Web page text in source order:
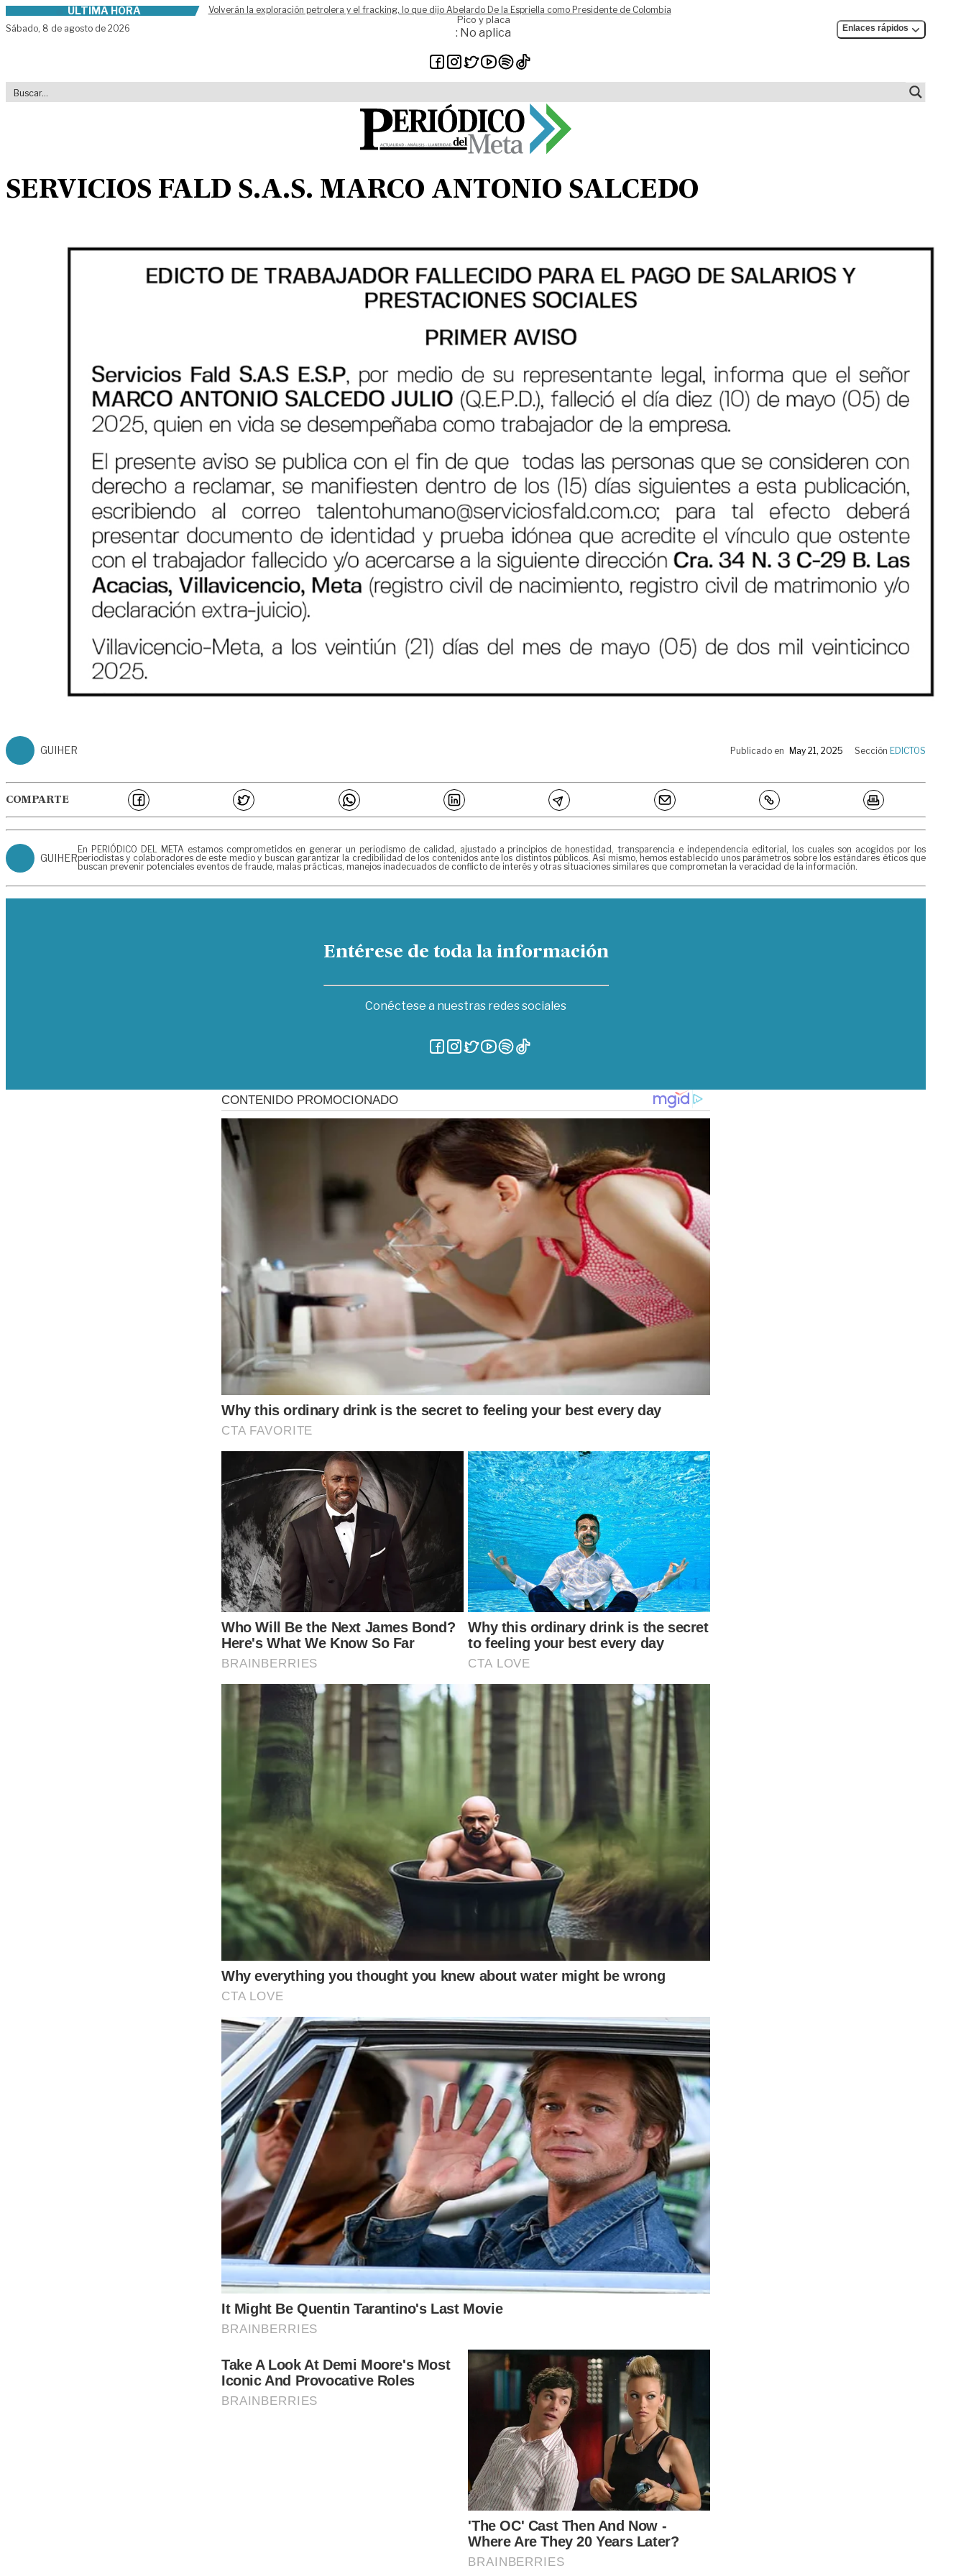
Skip to contentÚLTIMA HORA
Volverán la exploración petrolera y el fracking, lo que dijo Abelardo De la Espriella como Presidente de Colombia
Sábado, 8 de agosto de 2026
Pico y placa
: No aplica Enlaces rápidos
SERVICIOS FALD S.A.S. MARCO ANTONIO SALCEDO
GUIHER Publicado en May 21, 2025 Sección EDICTOS
COMPARTE
GUIHER
En PERIÓDICO DEL META estamos comprometidos en generar un periodismo de calidad, ajustado a principios de honestidad, transparencia e independencia editorial, los cuales son acogidos por los
periodistas y colaboradores de este medio y buscan garantizar la credibilidad de los contenidos ante los distintos públicos. Así mismo, hemos establecido unos parámetros sobre los estándares éticos que
buscan prevenir potenciales eventos de fraude, malas prácticas, manejos inadecuados de conflicto de interés y otras situaciones similares que comprometan la veracidad de la información.
Entérese de toda la información
Conéctese a nuestras redes sociales